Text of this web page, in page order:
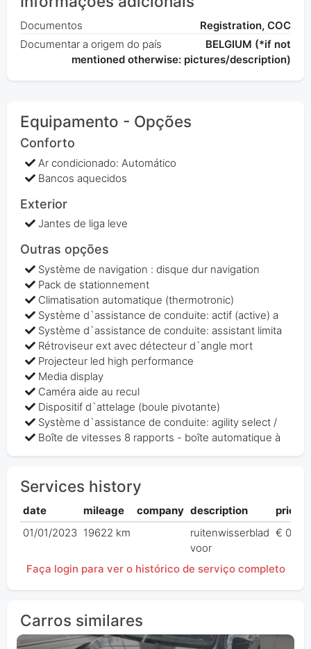
Documentos
Registration, COC
Documentar a origem do país
BELGIUM (*if not
mentioned otherwise: pictures/description)
Equipamento - Opções
Conforto
Ar condicionado: Automático
Bancos aquecidos
Exterior
Jantes de liga leve
Outras opções
Système de navigation : disque dur navigation
Pack de stationnement
Climatisation automatique (thermotronic)
Système d`assistance de conduite: actif (active) a
Système d`assistance de conduite: assistant limita
Rétroviseur ext avec détecteur d`angle mort
Projecteur led high performance
Media display
Caméra aide au recul
Dispositif d`attelage (boule pivotante)
Système d`assistance de conduite: agility select /
Boîte de vitesses 8 rapports - boîte automatique à
Services history
date mileage company description
price
01/01/2023 19622 km
ruitenwisserblad
voor
€ 0,00
Faça login para ver o histórico de serviço completo
Carros similares